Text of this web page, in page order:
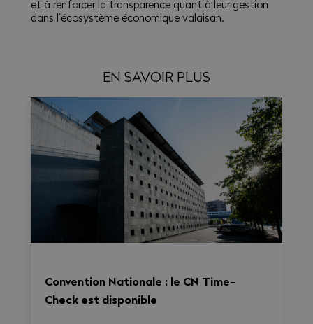
et à renforcer la transparence quant à leur gestion
dans l’écosystème économique valaisan.
EN SAVOIR PLUS
Convention Nationale : le CN Time-
Check est disponible